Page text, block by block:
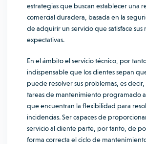
estrategias que buscan establecer una
comercial duradera, basada en la
de adquirir un servicio que satisface sus
expectativas.
En el ámbito el servicio técnico, por
indispensable que los clientes sepan
puede resolver sus problemas, es decir,
tareas de mantenimiento programado
que encuentran la flexibilidad para
incidencias. Ser capaces de
servicio al cliente parte, por tanto, de
forma correcta el ciclo de